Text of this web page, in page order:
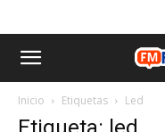
Inicio Etiquetas Led